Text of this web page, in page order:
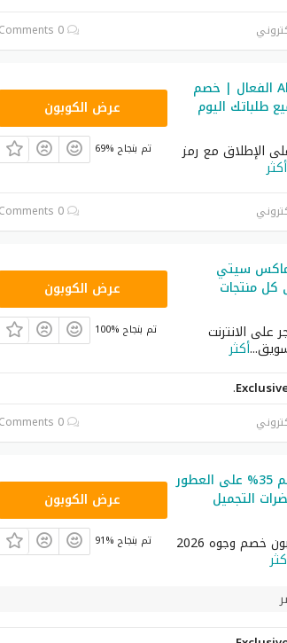
كود خصم AliExpress الفعال | خصم
الإطلاق مع رمز
أكثر
GCCWS4عرض الكوبون
69% تم بنجاح
سيتي
الانترنت
...أكثر
عرض الكوبون
100% تم بنجاح
كود خصم وجوه خصم 35% على العطور
التجميل
احصل على افضل كوبون خصم وجوه 2026
ICW77عرض الكوبون
91% تم بنجاح